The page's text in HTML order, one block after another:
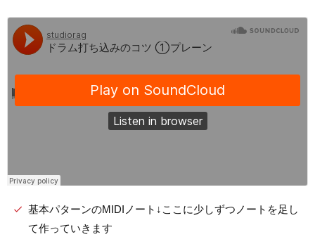
基本パターンのMIDIノート↓ここに少しずつノートを足し
て作っていきます